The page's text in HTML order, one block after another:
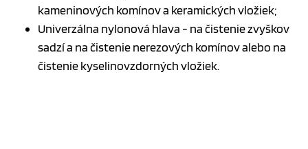
kameninových komínov a keramických vložiek;
Univerzálna nylonová hlava - na čistenie zvyškov
sadzí a na čistenie nerezových komínov alebo na
čistenie kyselinovzdorných vložiek.